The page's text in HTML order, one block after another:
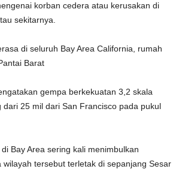
korban cedera atau kerusakan di
sekitarnya.
di seluruh Bay Area California, rumah
Barat
gempa berkekuatan 3,2 skala
dari 25 mil dari San Francisco pada pukul
Bay Area sering kali menimbulkan
wilayah tersebut terletak di sepanjang Sesar